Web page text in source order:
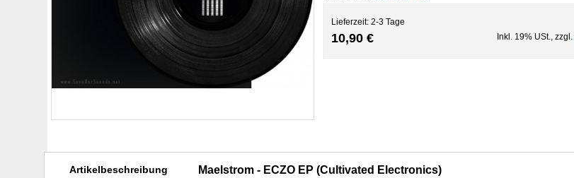
Lieferzeit: 2-3 Tage
10,90 € Inkl. 19% USt. zzgl.
Artikelbeschreibung Maelstrom - ECZO EP (Cultivated Electronics)